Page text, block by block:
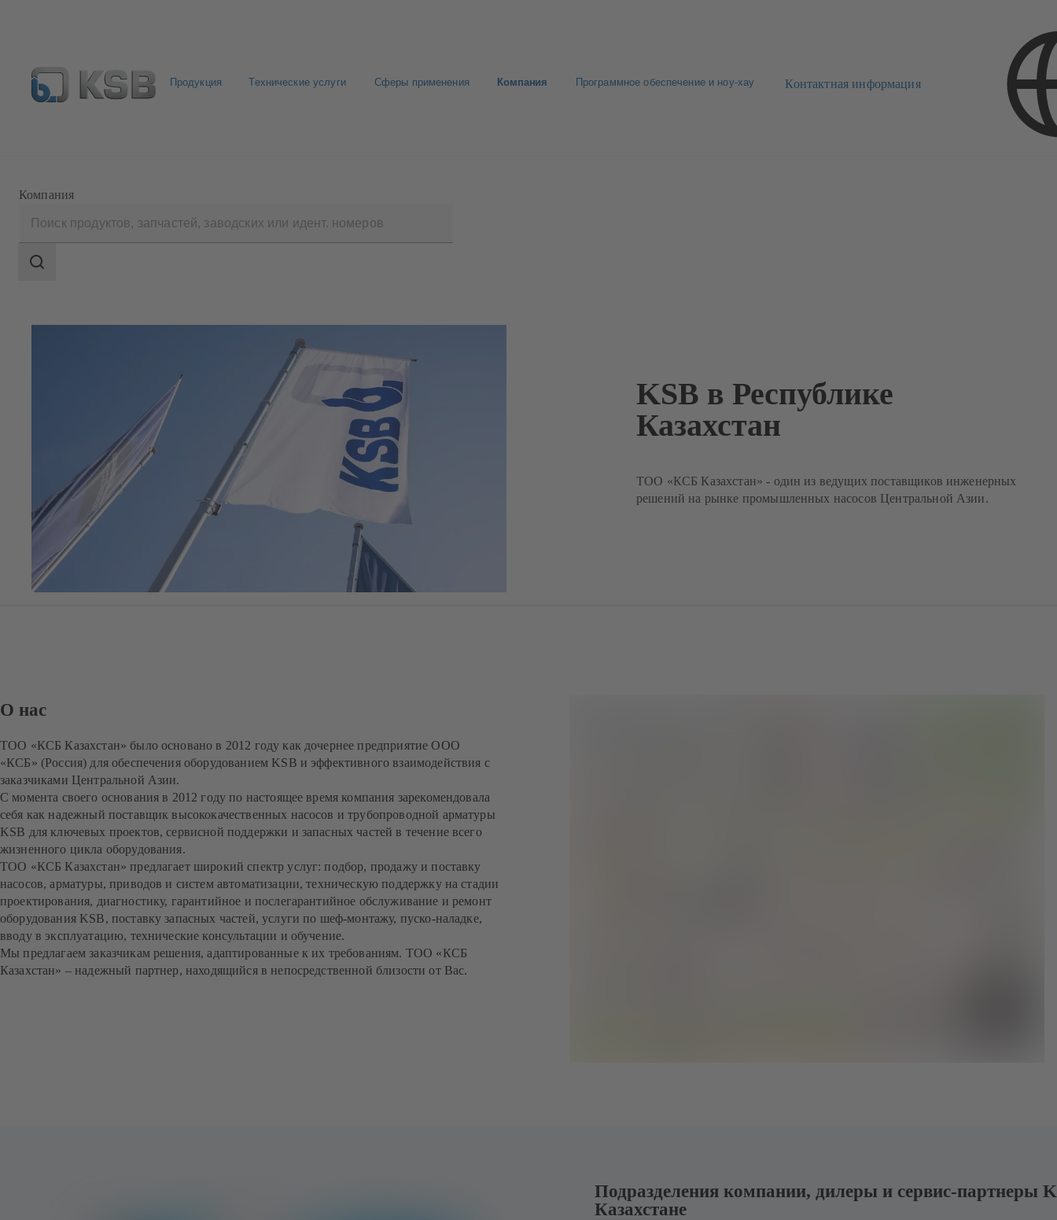
Продукция Технические услуги Сферы применения Компания Программное обеспечение и ноу-хау Контактная информация
Компания
поиска
Область
KSB в Республике
Казахстан
ТОО «КСБ Казахстан» - один из ведущих поставщиков инженерных
решений на рынке промышленных насосов Центральной Азии.
О нас
ТОО «КСБ Казахстан» было основано в 2012 году как дочернее предприятие ООО
«КСБ» (Россия) для обеспечения оборудованием KSB и эффективного взаимодействия с
заказчиками Центральной Азии.
С момента своего основания в 2012 году по настоящее время компания зарекомендовала
себя как надежный поставщик высококачественных насосов и трубопроводной арматуры
KSB для ключевых проектов, сервисной поддержки и запасных частей в течение всего
жизненного цикла оборудования.
ТОО «КСБ Казахстан» предлагает широкий спектр услуг: подбор, продажу и поставку
насосов, арматуры, приводов и систем автоматизации, техническую поддержку на стадии
проектирования, диагностику, гарантийное и послегарантийное обслуживание и ремонт
оборудования KSB, поставку запасных частей, услуги по шеф-монтажу, пуско-наладке,
вводу в эксплуатацию, технические консультации и обучение.
Мы предлагаем заказчикам решения, адаптированные к их требованиям. ТОО «КСБ
Казахстан» – надежный партнер, находящийся в непосредственной близости от Вас.
Подразделения компании, дилеры и сервис-партнеры
Казахстане